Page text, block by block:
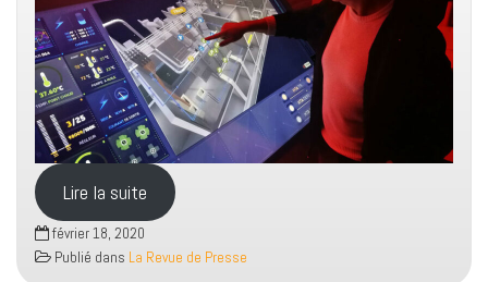
Lire la suite
février 18, 2020
Publié dans La Revue de Presse